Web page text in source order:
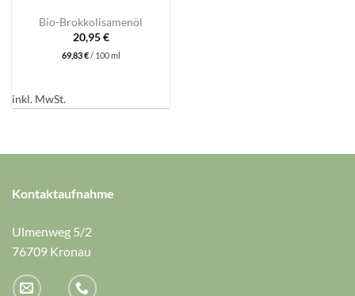
Bio-Brokkolisamenöl
20,95€
69,83€/ 100ml
inkl. MwSt.
Kontaktaufnahme
Ulmenweg 5/2
76709 Kronau